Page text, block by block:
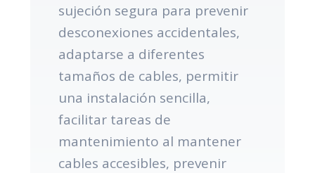
sujeción segura para prevenir
desconexiones accidentales,
adaptarse a diferentes
tamaños de cables, permitir
una instalación sencilla,
facilitar tareas de
mantenimiento al mantener
cables accesibles, prevenir